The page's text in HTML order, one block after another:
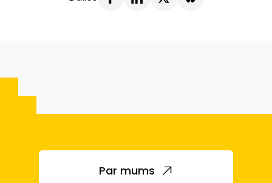
Par mums